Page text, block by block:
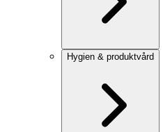
Hygien & produktvård